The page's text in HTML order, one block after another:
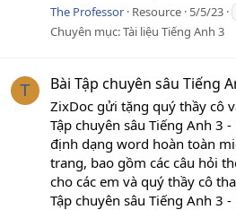
The Professor Resource 5/5/23
Chuyên mục:Tài liệu Tiếng Anh 3
T Bài Tập chuyên sâu Tiếng
ZixDoc gửi tặng quý thầy cô
Tập chuyên sâu Tiếng Anh 3
định dạng word hoàn toàn
trang, bao gồm các câu hỏi
cho các em và quý thầy cô
Tập chuyên sâu Tiếng Anh 3 -